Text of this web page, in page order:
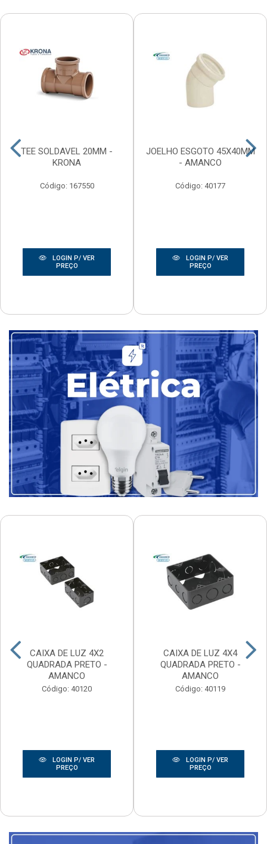
TEE SOLDAVEL 20MM -
KRONA
Código: 167550
LOGIN P/ VER
PREÇO
JOELHO ESGOTO 45X40MM
- AMANCO
Código: 40177
LOGIN P/ VER
PREÇO
CAIXA DE LUZ 4X2
QUADRADA PRETO -
AMANCO
Código: 40120
LOGIN P/ VER
PREÇO
CAIXA DE LUZ 4X4
QUADRADA PRETO -
AMANCO
Código: 40119
LOGIN P/ VER
PREÇO